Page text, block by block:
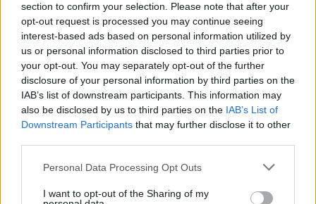
section to confirm your selection. Please note that after your
opt-out request is processed you may continue seeing
interest-based ads based on personal information utilized by
us or personal information disclosed to third parties prior to
your opt-out. You may separately opt-out of the further
disclosure of your personal information by third parties on the
IAB’s list of downstream participants. This information may
also be disclosed by us to third parties on the IAB’s List of
Downstream Participants that may further disclose it to other
Please note that this website/app uses one or more Google
not limited to your visit or usage behaviour. You may click to
Personal Data Processing Opt Outs
I want to opt-out of the Sharing of my
SZTÁRHÍREK
Csak nem?! Jennifer Lawrence a